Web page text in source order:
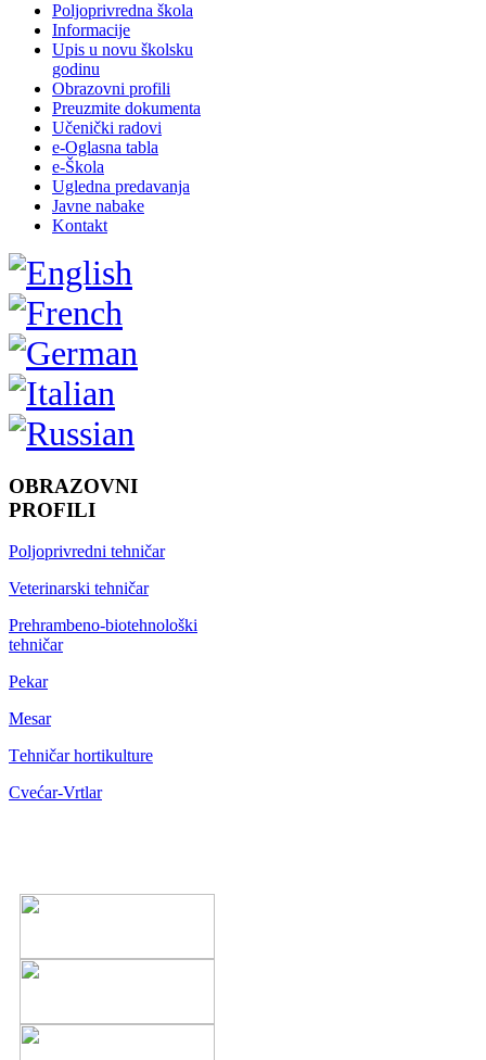
Poljoprivredna škola
Informacije
Upis u novu školsku
godinu
Obrazovni profili
Preuzmite dokumenta
Učenički radovi
e-Oglasna tabla
e-Škola
Ugledna predavanja
Javne nabake
Kontakt
OBRAZOVNI
PROFILI
Poljoprivredni tehničar
Veterinarski tehničar
Prehrambeno-biotehnološki
tehničar
Pekar
Mesar
Тehničar hortikulture
Cvećar-Vrtlar